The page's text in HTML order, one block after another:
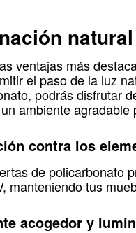
ventajas más
el paso de la luz
podrás disfrutar
ambiente
contra los
de policarbonato
manteniendo tus
acogedor y